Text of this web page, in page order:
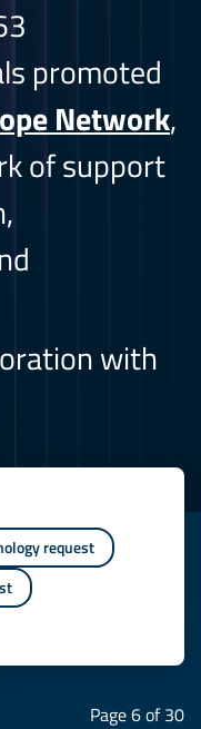
promoted
Network,
of support
with
request
Page 6 of 30